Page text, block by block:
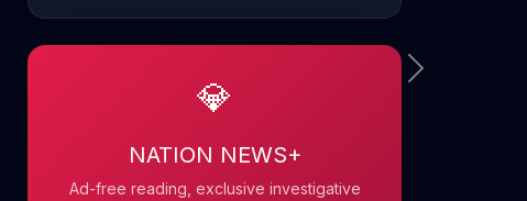
💎
NATION NEWS+
Ad-free reading, exclusive investigative